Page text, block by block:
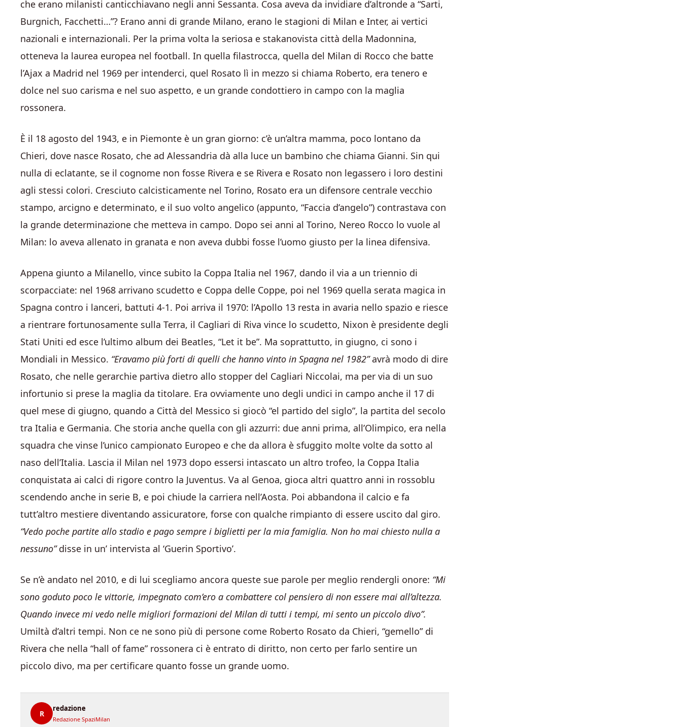
che erano milanisti canticchiavano negli anni Sessanta. Cosa aveva da invidiare d’altronde a “Sarti,
Burgnich, Facchetti…”? Erano anni di grande Milano, erano le stagioni di Milan e Inter, ai vertici
nazionali e internazionali. Per la prima volta la seriosa e stakanovista città della Madonnina,
otteneva la laurea europea nel football. In quella filastrocca, quella del Milan di Rocco che batte
l’Ajax a Madrid nel 1969 per intenderci, quel Rosato lì in mezzo si chiama Roberto, era tenero e
dolce nel suo carisma e nel suo aspetto, e un grande condottiero in campo con la maglia
rossonera.
È il 18 agosto del 1943, e in Piemonte è un gran giorno: c’è un’altra mamma, poco lontano da
Chieri, dove nasce Rosato, che ad Alessandria dà alla luce un bambino che chiama Gianni. Sin qui
nulla di eclatante, se il cognome non fosse Rivera e se Rivera e Rosato non legassero i loro destini
agli stessi colori. Cresciuto calcisticamente nel Torino, Rosato era un difensore centrale vecchio
stampo, arcigno e determinato, e il suo volto angelico (appunto, “Faccia d’angelo”) contrastava con
la grande determinazione che metteva in campo. Dopo sei anni al Torino, Nereo Rocco lo vuole al
Milan: lo aveva allenato in granata e non aveva dubbi fosse l’uomo giusto per la linea difensiva.
Appena giunto a Milanello, vince subito la Coppa Italia nel 1967, dando il via a un triennio di
scorpacciate: nel 1968 arrivano scudetto e Coppa delle Coppe, poi nel 1969 quella serata magica in
Spagna contro i lanceri, battuti 4-1. Poi arriva il 1970: l’Apollo 13 resta in avaria nello spazio e riesce
a rientrare fortunosamente sulla Terra, il Cagliari di Riva vince lo scudetto, Nixon è presidente degli
Stati Uniti ed esce l’ultimo album dei Beatles, “Let it be”. Ma soprattutto, in giugno, ci sono i
Mondiali in Messico. “Eravamo più forti di quelli che hanno vinto in Spagna nel 1982”avrà modo di dire
Rosato, che nelle gerarchie partiva dietro allo stopper del Cagliari Niccolai, ma per via di un suo
infortunio si prese la maglia da titolare. Era ovviamente uno degli undici in campo anche il 17 di
quel mese di giugno, quando a Città del Messico si giocò “el partido del siglo”, la partita del secolo
tra Italia e Germania. Che storia anche quella con gli azzurri: due anni prima, all’Olimpico, era nella
squadra che vinse l’unico campionato Europeo e che da allora è sfuggito molte volte da sotto al
naso dell’Italia. Lascia il Milan nel 1973 dopo essersi intascato un altro trofeo, la Coppa Italia
conquistata ai calci di rigore contro la Juventus. Va al Genoa, gioca altri quattro anni in rossoblu
scendendo anche in serie B, e poi chiude la carriera nell’Aosta. Poi abbandona il calcio e fa
tutt’altro mestiere diventando assicuratore, forse con qualche rimpianto di essere uscito dal giro.
“Vedo poche partite allo stadio e pago sempre i biglietti per la mia famiglia. Non ho mai chiesto nulla a
nessuno”disse in un’ intervista al ‘Guerin Sportivo’.
Se n’è andato nel 2010, e di lui scegliamo ancora queste sue parole per meglio rendergli onore: “Mi
sono goduto poco le vittorie, impegnato com’ero a combattere col pensiero di non essere mai all’altezza.
Quando invece mi vedo nelle migliori formazioni del Milan di tutti i tempi, mi sento un piccolo divo”.
Umiltà d’altri tempi. Non ce ne sono più di persone come Roberto Rosato da Chieri, “gemello” di
Rivera che nella “hall of fame” rossonera ci è entrato di diritto, non certo per farlo sentire un
piccolo divo, ma per certificare quanto fosse un grande uomo.
R
redazione
Redazione SpaziMilan